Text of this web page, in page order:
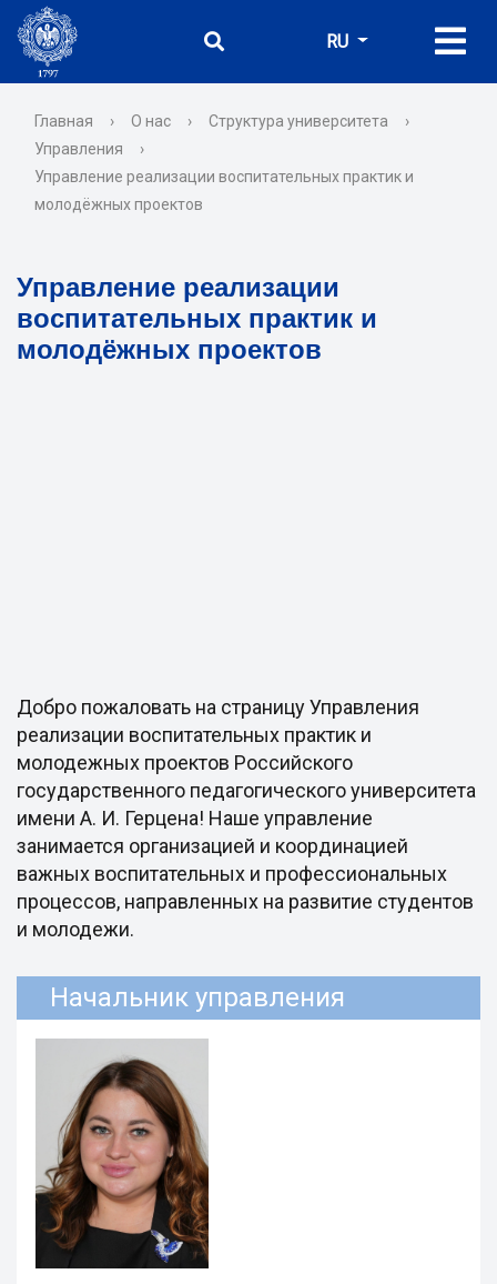
RU
Главная › О нас › Структура университета
›
Управления
›
Управление реализации воспитательных практик и
молодёжных проектов
Управление реализации
воспитательных практик и
молодёжных проектов
Добро пожаловать на страницу Управления
реализации воспитательных практик и
молодежных проектов Российского
государственного педагогического университета
имени А. И. Герцена! Наше управление
занимается организацией и координацией
важных воспитательных и профессиональных
процессов, направленных на развитие студентов
и молодежи.
Начальник управления